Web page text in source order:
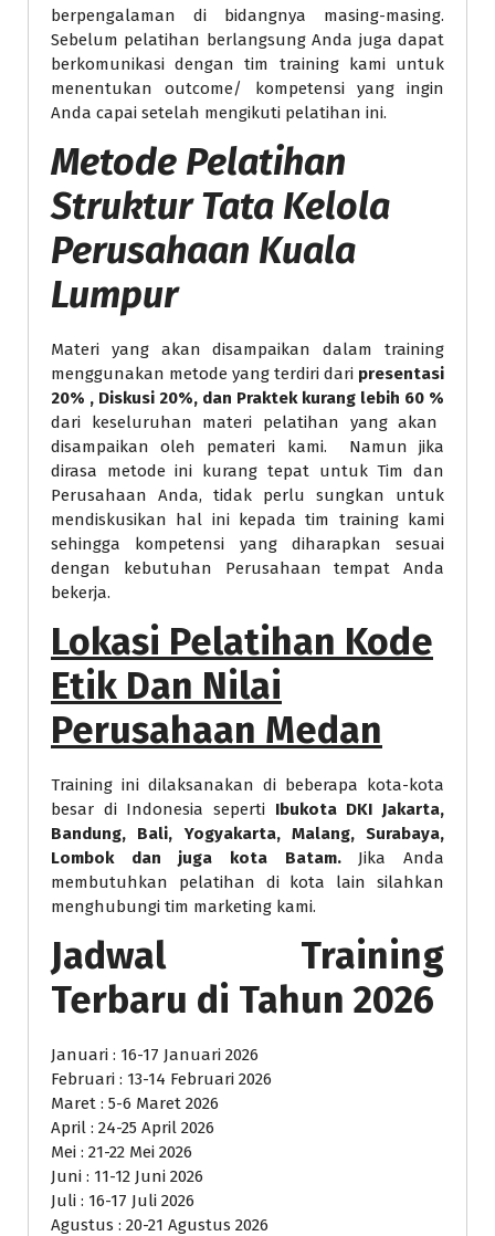
berpengalaman di bidangnya masing-masing.
Sebelum pelatihan berlangsung Anda juga dapat
berkomunikasi dengan tim training kami untuk
menentukan outcome/ kompetensi yang ingin
Anda capai setelah mengikuti pelatihan ini.
Metode Pelatihan
Struktur Tata Kelola
Perusahaan Kuala
Lumpur
Materi yang akan disampaikan dalam training
menggunakan metode yang terdiri dari presentasi
20% , Diskusi 20%, dan Praktek kurang lebih 60 %
dari keseluruhan materi pelatihan yang akan
disampaikan oleh pemateri kami. Namun jika
dirasa metode ini kurang tepat untuk Tim dan
Perusahaan Anda, tidak perlu sungkan untuk
mendiskusikan hal ini kepada tim training kami
sehingga kompetensi yang diharapkan sesuai
dengan kebutuhan Perusahaan tempat Anda
bekerja.
Lokasi Pelatihan Kode
Etik Dan Nilai
Perusahaan Medan
Training ini dilaksanakan di beberapa kota-kota
besar di Indonesia seperti Ibukota DKI Jakarta,
Bandung, Bali, Yogyakarta, Malang, Surabaya,
Lombok dan juga kota Batam.Jika Anda
membutuhkan pelatihan di kota lain silahkan
menghubungi tim marketing kami.
Jadwal Training
Terbaru di Tahun 2026
Januari : 16-17 Januari 2026
Februari : 13-14 Februari 2026
Maret : 5-6 Maret 2026
April : 24-25 April 2026
Mei : 21-22 Mei 2026
Juni : 11-12 Juni 2026
Juli : 16-17 Juli 2026
Agustus : 20-21 Agustus 2026